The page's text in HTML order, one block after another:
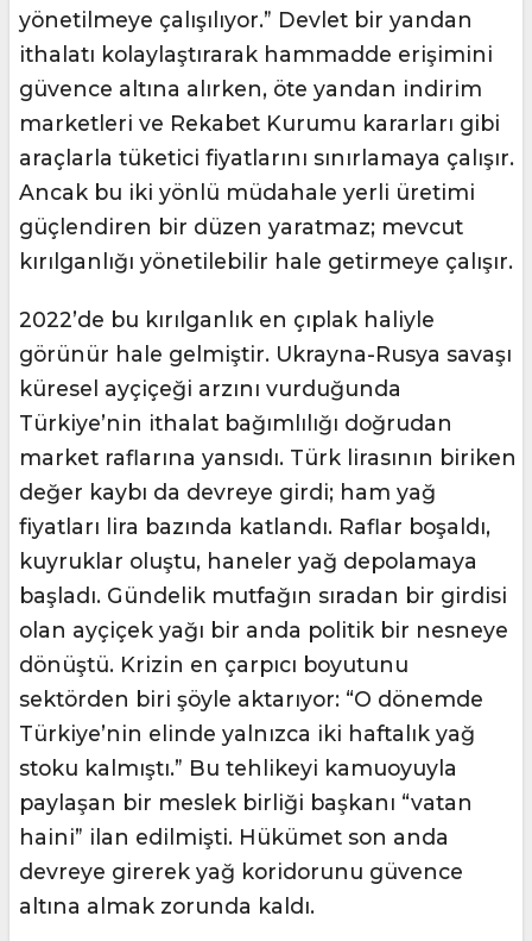
yönetilmeye çalışılıyor.” Devlet bir yandan
ithalatı kolaylaştırarak hammadde erişimini
güvence altına alırken, öte yandan indirim
marketleri ve Rekabet Kurumu kararları gibi
araçlarla tüketici fiyatlarını sınırlamaya çalışır.
Ancak bu iki yönlü müdahale yerli üretimi
güçlendiren bir düzen yaratmaz; mevcut
kırılganlığı yönetilebilir hale getirmeye çalışır.
2022’de bu kırılganlık en çıplak haliyle
görünür hale gelmiştir. Ukrayna-Rusya savaşı
küresel ayçiçeği arzını vurduğunda
Türkiye’nin ithalat bağımlılığı doğrudan
market raflarına yansıdı. Türk lirasının biriken
değer kaybı da devreye girdi; ham yağ
fiyatları lira bazında katlandı. Raflar boşaldı,
kuyruklar oluştu, haneler yağ depolamaya
başladı. Gündelik mutfağın sıradan bir girdisi
olan ayçiçek yağı bir anda politik bir nesneye
dönüştü. Krizin en çarpıcı boyutunu
sektörden biri şöyle aktarıyor: “O dönemde
Türkiye’nin elinde yalnızca iki haftalık yağ
stoku kalmıştı.” Bu tehlikeyi kamuoyuyla
paylaşan bir meslek birliği başkanı “vatan
haini” ilan edilmişti. Hükümet son anda
devreye girerek yağ koridorunu güvence
altına almak zorunda kaldı.